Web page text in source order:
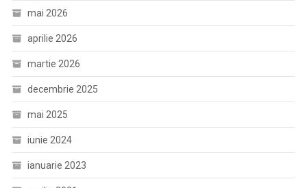
mai 2026
aprilie 2026
martie 2026
decembrie 2025
mai 2025
iunie 2024
ianuarie 2023